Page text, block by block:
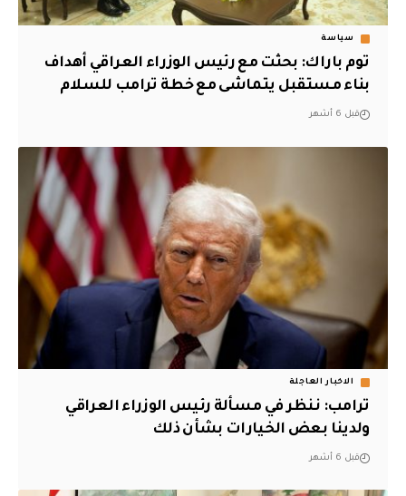
سياسة
توم باراك: بحثت مع رئيس الوزراء العراقي أهداف
بناء مستقبل يتماشى مع خطة ترامب للسلام
قبل 6 أشهر
الاخبار العاجلة
ترامب: ننظر في مسألة رئيس الوزراء العراقي
ولدينا بعض الخيارات بشأن ذلك
قبل 6 أشهر